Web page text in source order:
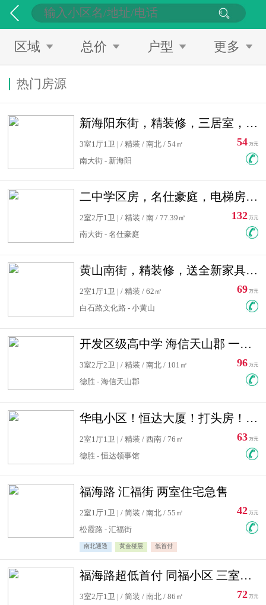
区域 总价 户型 更多
热门房源
新海阳东街，精装修，三居室，南北通透，拎包入住，单价低
3室1厅1卫 | / 精装 / 南北 / 54㎡
南大街 - 新海阳
54 万元
二中学区房，名仕豪庭，电梯房，双南卧室，单价低，急售
2室2厅1卫 | / 精装 / 南 / 77.39㎡
南大街 - 名仕豪庭
132 万元
黄山南街，精装修，送全新家具，看房有钥匙，实用面积大
2室1厅1卫 | / 精装 / 62㎡
白石路文化路 - 小黄山
69 万元
开发区级高中学 海信天山郡 一手合同没有税！ 送车位
3室2厅2卫 | / 精装 / 南北 / 101㎡
德胜 - 海信天山郡
96 万元
华电小区！恒达大厦！打头房！精装修！可低首付！随时看房！
2室1厅1卫 | / 精装 / 西南 / 76㎡
德胜 - 恒达领事馆
63 万元
福海路 汇福街 两室住宅急售
2室1厅1卫 | / 简装 / 南北 / 55㎡
松霞路 - 汇福街
南北通透 黄金楼层 低首付
42 万元
福海路超低首付 同福小区 三室住宅急售
3室2厅1卫 | / 简装 / 南北 / 86㎡
72 万元